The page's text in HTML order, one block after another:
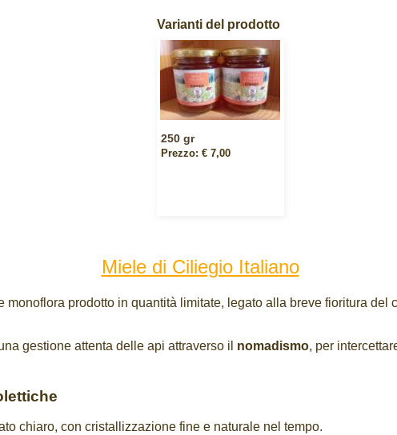
Varianti del prodotto
250 gr
Prezzo: € 7,00
Miele di Ciliegio Italiano
monoflora prodotto in quantità limitate, legato alla breve fioritura del
gestione attenta delle api attraverso il nomadismo, per
chiaro, con cristallizzazione fine e naturale nel tempo.